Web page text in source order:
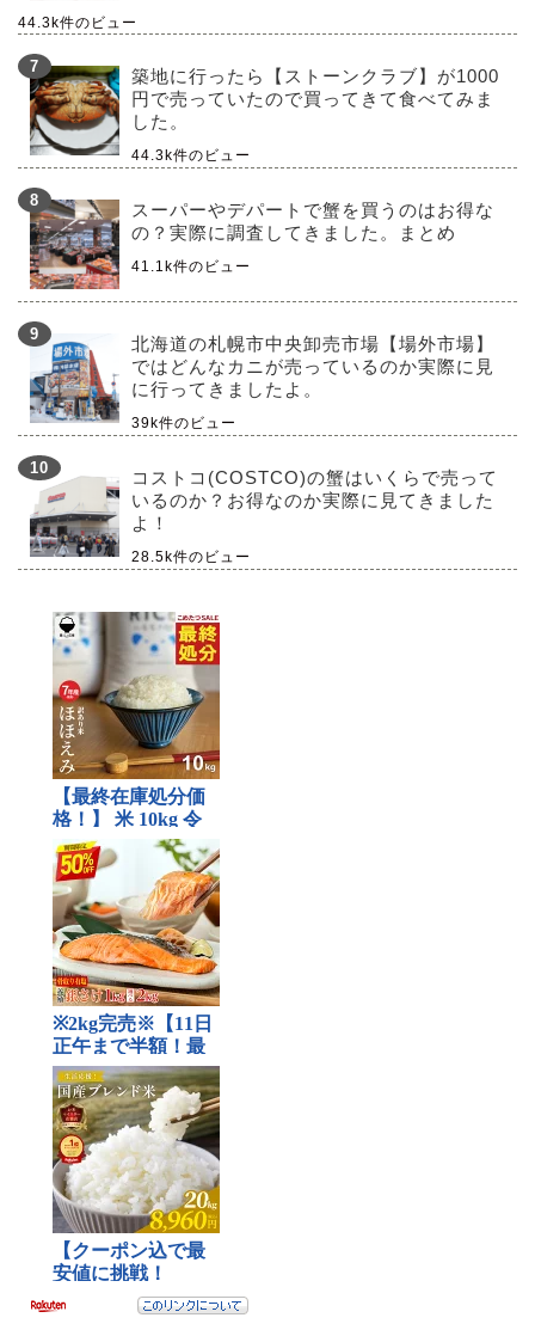
44.3k件のビュー
築地に行ったら【ストーンクラブ】が1000
円で売っていたので買ってきて食べてみま
した。
44.3k件のビュー
スーパーやデパートで蟹を買うのはお得な
の？実際に調査してきました。まとめ
41.1k件のビュー
北海道の札幌市中央卸売市場【場外市場】
ではどんなカニが売っているのか実際に見
に行ってきましたよ。
39k件のビュー
コストコ(COSTCO)の蟹はいくらで売って
いるのか？お得なのか実際に見てきました
よ！
28.5k件のビュー